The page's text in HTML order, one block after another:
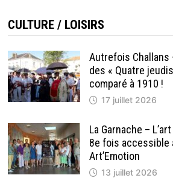
CULTURE / LOISIRS
Autrefois Challans
des « Quatre
comparé à 1910 !
17 juillet 2026
La Garnache –
8e fois accessible
Art’Emotion
13 juillet 2026